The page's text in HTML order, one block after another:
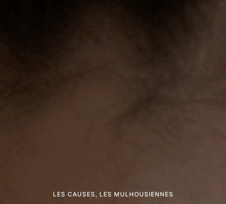
LES CAUSES , LES MULHOUSIENNES